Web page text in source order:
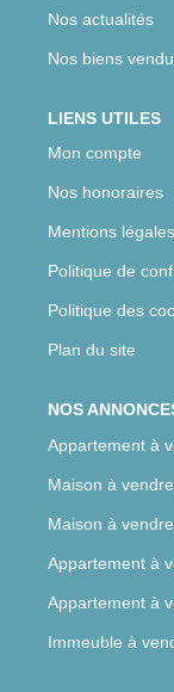
Nos actualités
Nos biens
LIENS UTILES
Mon compte
Nos honoraires
Mentions légales
Politique de
Politique des
Plan du site
NOS
Appartement à
Maison à
Maison à
Appartement à
Appartement à
Immeuble à